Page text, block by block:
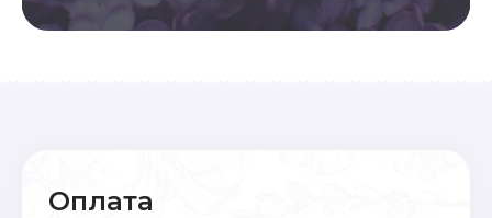
Оплата